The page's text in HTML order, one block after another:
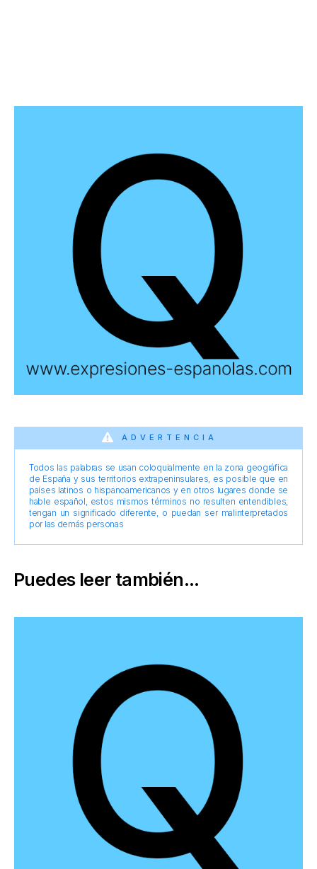
ADVERTENCIA
Todos las palabras se usan coloquialmente en la zona geográfica
de España y sus territorios extrapeninsulares, es posible que en
países latinos o hispanoamericanos y en otros lugares donde se
hable español, estos mismos términos no resulten entendibles,
tengan un significado diferente, o puedan ser malinterpretados
por las demás personas
Puedes leer también...